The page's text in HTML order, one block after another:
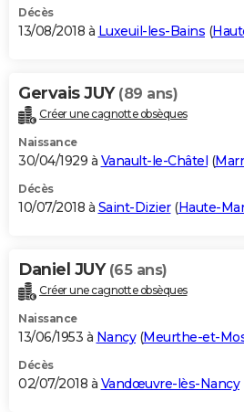
Décès
13/08/2018 à Luxeuil-les-Bains (
Gervais JUY (89 ans)
Créer une cagnotte obsèques
Naissance
30/04/1929 à Vanault-le-Châtel (
Décès
10/07/2018 à Saint-Dizier(Haute-
Daniel JUY (65 ans)
Créer une cagnotte obsèques
Naissance
13/06/1953 à Nancy(Meurthe-et-
Décès
02/07/2018 à Vandœuvre-lès-Nancy